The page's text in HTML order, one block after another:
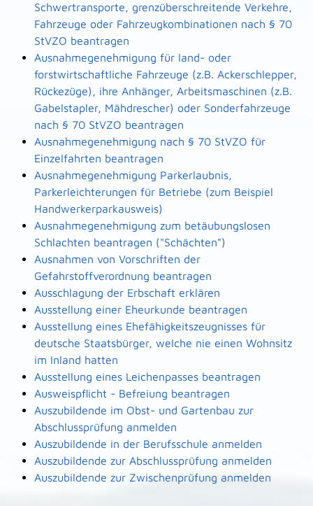
Schwertransporte, grenzüberschreitende Verkehre,
Fahrzeuge oder Fahrzeugkombinationen nach § 70
StVZO beantragen
Ausnahmegenehmigung für land- oder
forstwirtschaftliche Fahrzeuge (z.B. Ackerschlepper,
Rückezüge), ihre Anhänger, Arbeitsmaschinen (z.B.
Gabelstapler, Mähdrescher) oder Sonderfahrzeuge
nach § 70 StVZO beantragen
Ausnahmegenehmigung nach § 70 StVZO für
Einzelfahrten beantragen
Ausnahmegenehmigung Parkerlaubnis,
Parkerleichterungen für Betriebe (zum Beispiel
Handwerkerparkausweis)
Ausnahmegenehmigung zum betäubungslosen
Schlachten beantragen ("Schächten")
Ausnahmen von Vorschriften der
Gefahrstoffverordnung beantragen
Ausschlagung der Erbschaft erklären
Ausstellung einer Eheurkunde beantragen
Ausstellung eines Ehefähigkeitszeugnisses für
deutsche Staatsbürger, welche nie einen Wohnsitz
im Inland hatten
Ausstellung eines Leichenpasses beantragen
Ausweispflicht - Befreiung beantragen
Auszubildende im Obst- und Gartenbau zur
Abschlussprüfung anmelden
Auszubildende in der Berufsschule anmelden
Auszubildende zur Abschlussprüfung anmelden
Auszubildende zur Zwischenprüfung anmelden